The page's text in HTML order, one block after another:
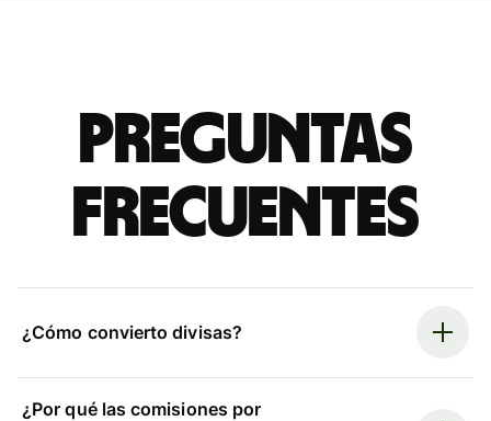
Preguntas
frecuentes
¿Cómo convierto divisas?
¿Por qué las comisiones por